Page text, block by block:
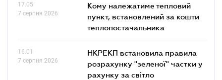
17.05
7 серпня 2026
Кому належатиме тепловий
пункт, встановлений за кошти
теплопостачальника
16.01
7 серпня 2026
НКРЕКП встановила правила
розрахунку "зеленої" частки у
рахунку за світло